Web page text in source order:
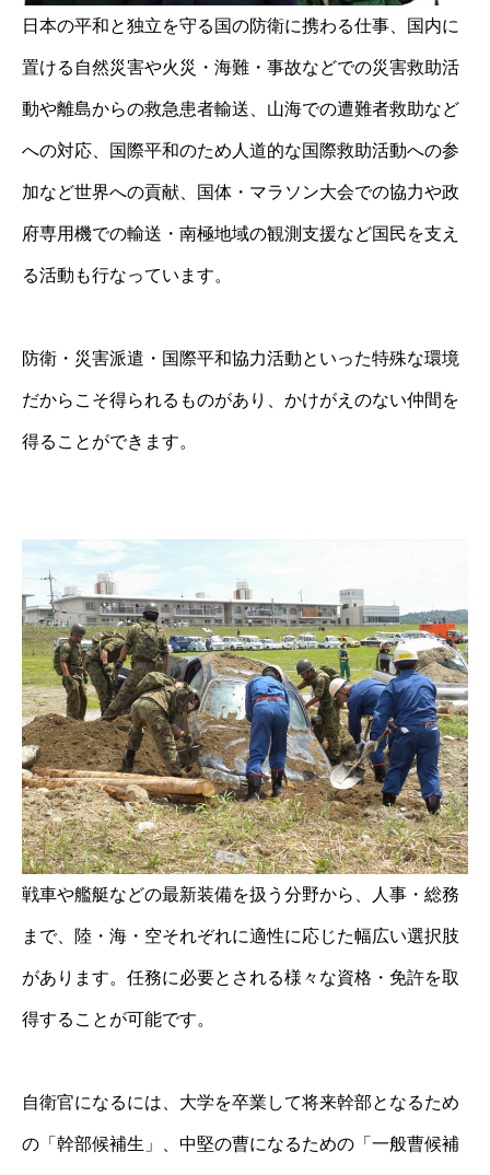
日本の平和と独立を守る国の防衛に携わる仕事、国内に
置ける自然災害や火災・海難・事故などでの災害救助活
動や離島からの救急患者輸送、山海での遭難者救助など
への対応、国際平和のため人道的な国際救助活動への参
加など世界への貢献、国体・マラソン大会での協力や政
府専用機での輸送・南極地域の観測支援など国民を支え
る活動も行なっています。
防衛・災害派遣・国際平和協力活動といった特殊な環境
だからこそ得られるものがあり、かけがえのない仲間を
得ることができます。
戦車や艦艇などの最新装備を扱う分野から、人事・総務
まで、陸・海・空それぞれに適性に応じた幅広い選択肢
があります。任務に必要とされる様々な資格・免許を取
得することが可能です。
自衛官になるには、大学を卒業して将来幹部となるため
の「幹部候補生」、中堅の曹になるための「一般曹候補